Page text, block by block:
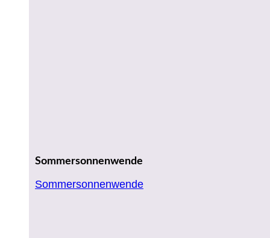
Sommersonnenwende
Sommersonnenwende